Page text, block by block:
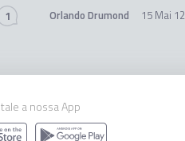
1 Orlando Drumond 15 Mai
a nossa App